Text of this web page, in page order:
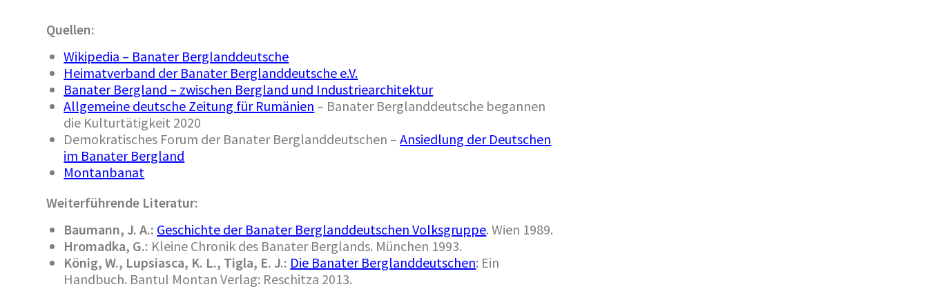
Quellen:
Wikipedia – Banater Berglanddeutsche
Heimatverband der Banater Berglanddeutsche e.V.
Banater Bergland – zwischen Bergland und Industriearchitektur
Allgemeine deutsche Zeitung für Rumänien – Banater Berglanddeutsche begannen
die Kulturtätigkeit 2020
Demokratisches Forum der Banater Berglanddeutschen –Ansiedlung der Deutschen
im Banater Bergland
Montanbanat
Weiterführende Literatur:
Baumann, J. A.: Geschichte der Banater Berglanddeutschen Volksgruppe. Wien 1989.
Hromadka, G.: Kleine Chronik des Banater Berglands. München 1993.
König, W., Lupsiasca, K. L., Tigla, E. J.: Die Banater Berglanddeutschen: Ein
Handbuch. Bantul Montan Verlag: Reschitza 2013.